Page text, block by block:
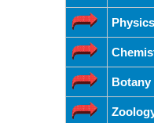
Botany